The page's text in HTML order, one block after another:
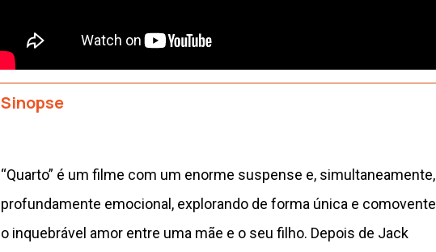
Sinopse
“Quarto” é um filme com um enorme suspense e, simultaneamente,
profundamente emocional, explorando de forma única e comovente
o inquebrável amor entre uma mãe e o seu filho. Depois de Jack